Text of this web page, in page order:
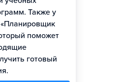
Также у
«Планировщик
поможет
готовый